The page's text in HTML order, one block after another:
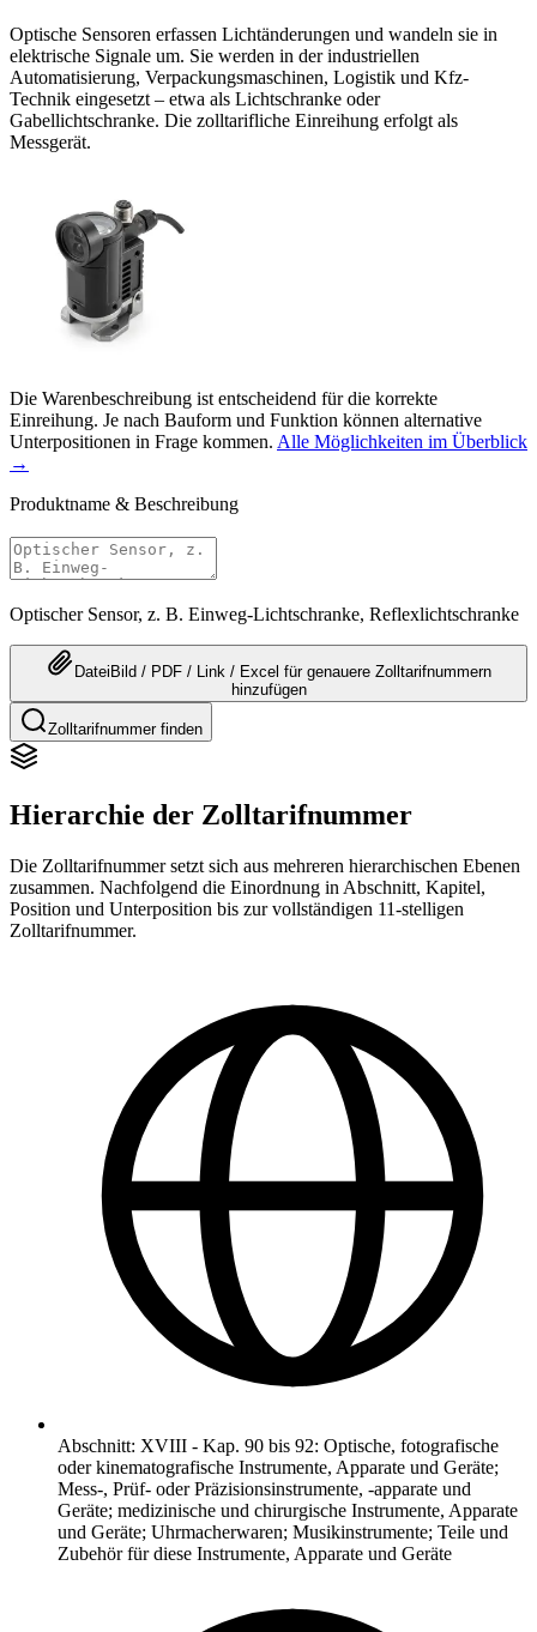
Optische Sensoren erfassen Lichtänderungen und wandeln sie in
elektrische Signale um. Sie werden in der industriellen
Automatisierung, Verpackungsmaschinen, Logistik und Kfz-
Technik eingesetzt – etwa als Lichtschranke oder
Gabellichtschranke. Die zolltarifliche Einreihung erfolgt als
Messgerät.
Die Warenbeschreibung ist entscheidend für die korrekte
Einreihung. Je nach Bauform und Funktion können alternative
Unterpositionen in Frage kommen. Alle Möglichkeiten im Überblick
→
Produktname & Beschreibung
Optischer Sensor, z. B. Einweg-Lichtschranke, Reflexlichtschranke
Datei Bild / PDF / Link / Excel für genauere Zolltarifnummern
hinzufügen
Zolltarifnummer finden
Hierarchie der Zolltarifnummer
Die Zolltarifnummer setzt sich aus mehreren hierarchischen Ebenen
zusammen. Nachfolgend die Einordnung in Abschnitt, Kapitel,
Position und Unterposition bis zur vollständigen 11-stelligen
Zolltarifnummer.
Abschnitt: XVIII - Kap. 90 bis 92: Optische, fotografische
oder kinematografische Instrumente, Apparate und Geräte;
Mess-, Prüf- oder Präzisionsinstrumente, -apparate und
Geräte; medizinische und chirurgische Instrumente, Apparate
und Geräte; Uhrmacherwaren; Musikinstrumente; Teile und
Zubehör für diese Instrumente, Apparate und Geräte